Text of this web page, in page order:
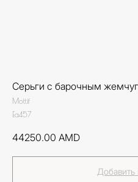
Серьги с барочным
Mottif
Ea457
44250.00 AMD
Добавить